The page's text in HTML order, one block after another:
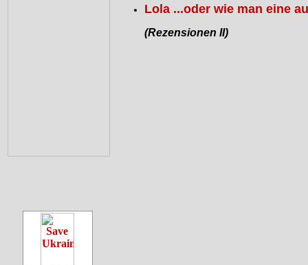
Lola ...oder wie man eine
(Rezensionen II)